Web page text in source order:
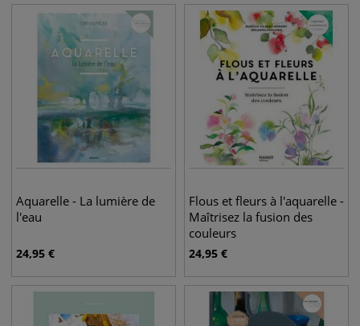
Aquarelle - La lumière de
l'eau
24,95 €
Flous et fleurs à l'aquarelle -
Maîtrisez la fusion des
couleurs
24,95 €